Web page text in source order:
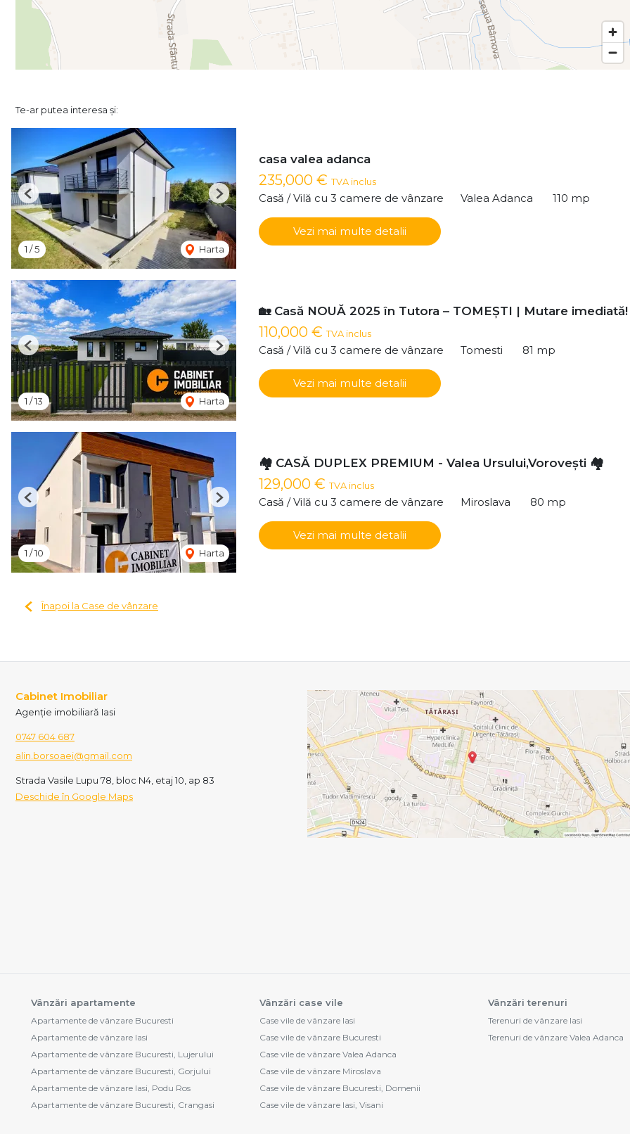
Te-ar putea interesa și:
1 /5 Harta
Previous Next
casa valea adanca
235,000 € TVA inclus
Casă / Vilă cu 3 camere de vânzare Valea Adanca 110 mp
Vezi mai multe detalii
1 /13 Harta
Previous Next
🏡 Casă NOUĂ 2025 în Tutora – TOMEȘTI | Mutare imediată!
110,000 € TVA inclus
Casă / Vilă cu 3 camere de vânzare Tomesti 81 mp
Vezi mai multe detalii
1 /10 Harta
Previous Next
🏘️ CASĂ DUPLEX PREMIUM - Valea Ursului,Voroveşti 🏘️
129,000 € TVA inclus
Casă / Vilă cu 3 camere de vânzare Miroslava 80 mp
Vezi mai multe detalii
Înapoi la Case de vânzare
Cabinet Imobiliar
Agenție imobiliară Iasi
0747 604 687
alin.borsoaei@gmail.com
Strada Vasile Lupu 78, bloc N4, etaj 10, ap 83
Deschide în Google Maps
Vânzări apartamente
Apartamente de vânzare Bucuresti
Apartamente de vânzare Iasi
Apartamente de vânzare Bucuresti, Lujerului
Apartamente de vânzare Bucuresti, Gorjului
Apartamente de vânzare Iasi, Podu Ros
Apartamente de vânzare Bucuresti, Crangasi
Vânzări case vile
Case vile de vânzare Iasi
Case vile de vânzare Bucuresti
Case vile de vânzare Valea Adanca
Case vile de vânzare Miroslava
Case vile de vânzare Bucuresti, Domenii
Case vile de vânzare Iasi, Visani
Vânzări terenuri
Terenuri de vânzare Iasi
Terenuri de vânzare Valea Adanca